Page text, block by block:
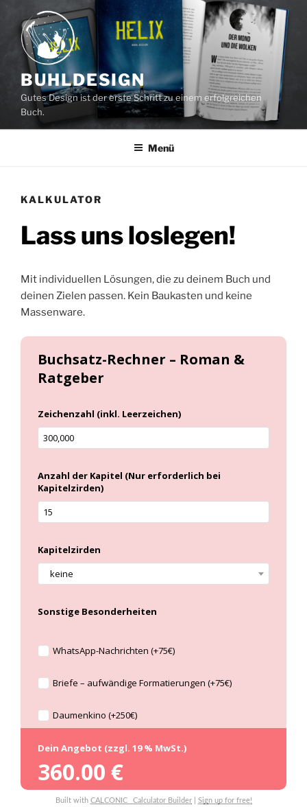
Inhalt
springen
BUHLDESIGN
Gutes Design ist der erste Schritt zu einem erfolgreichen
Buch.
Menü
KALKULATOR
Lass uns loslegen!
Mit individuellen Lösungen, die zu deinem Buch und
deinen Zielen passen. Kein Baukasten und keine
Massenware.
Buchsatz-Rechner – Roman &
Ratgeber
Zeichenzahl (inkl. Leerzeichen)
Anzahl der Kapitel (Nur erforderlich bei
Kapitelzirden)
Kapitelzirden
keine
Daumenkino (+250€)
WhatsApp-Nachrichten (+75€)
Briefe – aufwändige Formatierungen (+75€)
Sonstige Besonderheiten
Dein Angebot (zzgl. 19 % MwSt.)
360.00 €
Built with CALCONIC_ Calculator Builder| Sign up for free!